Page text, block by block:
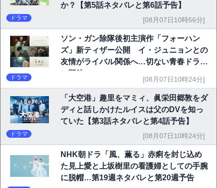
か？【第5話ネタバレと第6話予告】
ドラマ [08月07日10時56分]
ソン・ガン除隊後初主演作「フォーハン
ズ」新ティザー公開 イ・ジュニョンとの
友情がライバル関係へ…切ない青春ドラマ
に期待
ドラマ [08月07日10時24分]
「大空港」趣里をマミィ、眞栄田郷敦をダ
ディと話しかけたルイスは父のDVを知っ
ていた【第3話ネタバレと第4話予告】
ドラマ [08月07日10時24分]
NHK朝ドラ「風、薫る」赤痢を封じ込め
た見上愛と上坂樹里の看護婦としての手腕
に脱帽…第19週ネタバレと第20週予告